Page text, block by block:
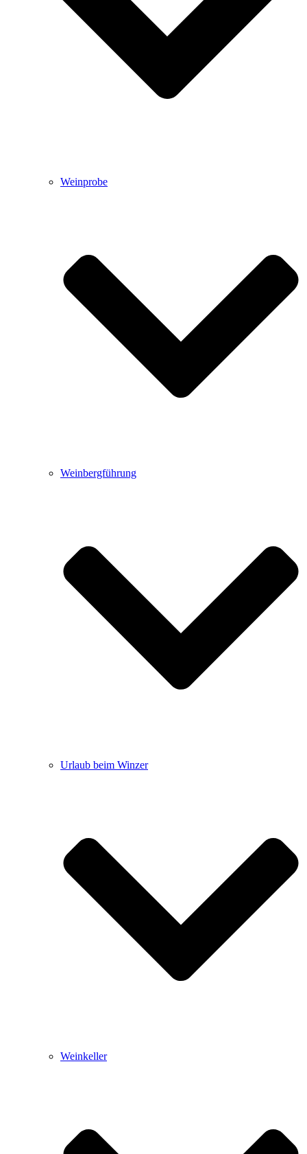
Weinprobe
Weinbergführung
Urlaub beim Winzer
Weinkeller